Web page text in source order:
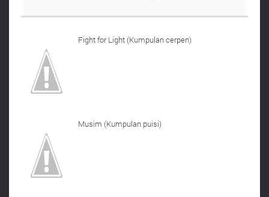
Fight for Light (Kumpulan cerpen)
Musim (Kumpulan puisi)